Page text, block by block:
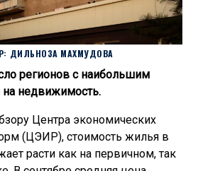
ДИЛЬНОЗА МАХМУДОВА
регионов с наибольшим
недвижимость.
Центра экономических
(ЦЭИР), стоимость жилья в
расти как на первичном, так